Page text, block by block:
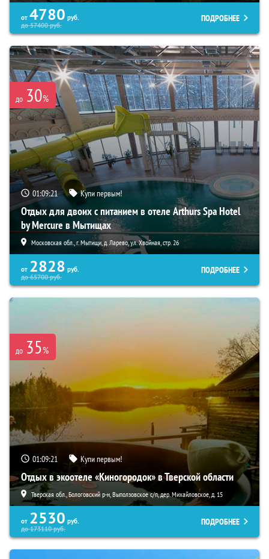
от 4780 руб.
до57400руб.
ПОДРОБНЕЕ
до 30%
01:09:19 Купи первым!
Отдых для двоих с питанием в отеле Arthurs Spa Hotel
by Mercure в Мытищах
Московская обл., г. Мытищи, д. Ларево, ул. Хвойная, стр. 26
от 2828 руб.
до65700руб.
ПОДРОБНЕЕ
до 35%
01:09:19 Купи первым!
Отдых в экоотеле «Киногородок» в Тверской области
Тверская обл., Бологовский р-н, Выползовское с/п, дер. Михайловское, д. 15
от 2530 руб.
до173110руб.
ПОДРОБНЕЕ